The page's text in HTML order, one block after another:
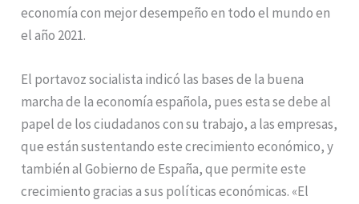
economía con mejor desempeño en todo el mundo en
el año 2021.
El portavoz socialista indicó las bases de la buena
marcha de la economía española, pues esta se debe al
papel de los ciudadanos con su trabajo, a las empresas,
que están sustentando este crecimiento económico, y
también al Gobierno de España, que permite este
crecimiento gracias a sus políticas económicas. «El